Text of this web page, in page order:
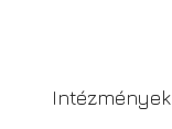
Intézmények